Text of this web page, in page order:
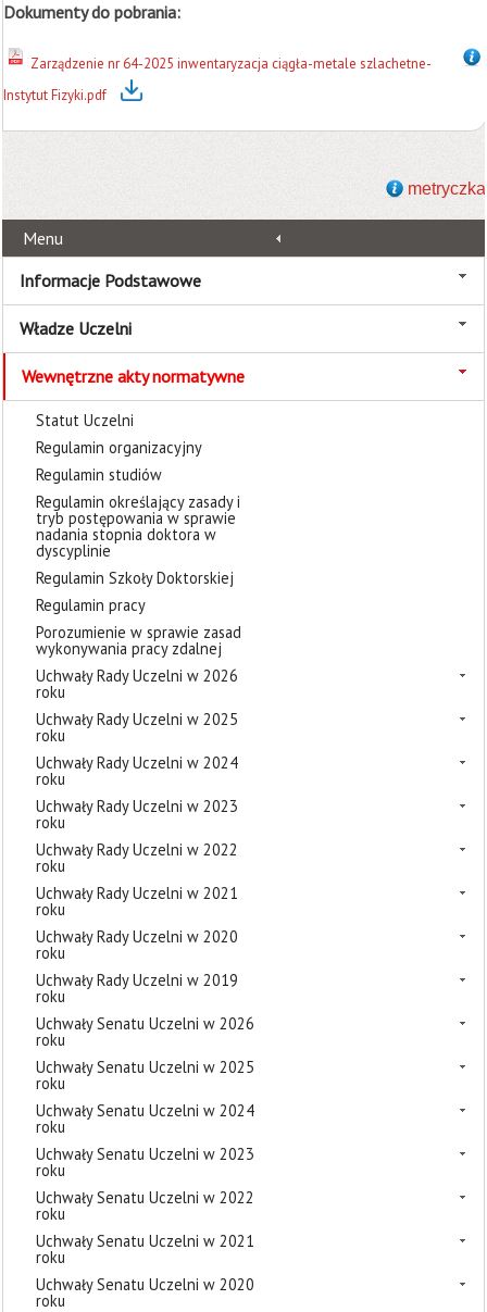
Dokumenty do pobrania:
Zarządzenie nr 64-2025 inwentaryzacja ciągła-metale szlachetne-
Instytut Fizyki.pdf
metryczka
Menu
Informacje Podstawowe
Władze Uczelni
Wewnętrzne akty normatywne
Statut Uczelni
Regulamin organizacyjny
Regulamin studiów
Regulamin określający zasady i
tryb postępowania w sprawie
nadania stopnia doktora w
dyscyplinie
Regulamin Szkoły Doktorskiej
Regulamin pracy
Porozumienie w sprawie zasad
wykonywania pracy zdalnej
Uchwały Rady Uczelni w 2026
roku
Uchwały Rady Uczelni w 2025
roku
Uchwały Rady Uczelni w 2024
roku
Uchwały Rady Uczelni w 2023
roku
Uchwały Rady Uczelni w 2022
roku
Uchwały Rady Uczelni w 2021
roku
Uchwały Rady Uczelni w 2020
roku
Uchwały Rady Uczelni w 2019
roku
Uchwały Senatu Uczelni w 2026
roku
Uchwały Senatu Uczelni w 2025
roku
Uchwały Senatu Uczelni w 2024
roku
Uchwały Senatu Uczelni w 2023
roku
Uchwały Senatu Uczelni w 2022
roku
Uchwały Senatu Uczelni w 2021
roku
Uchwały Senatu Uczelni w 2020
roku